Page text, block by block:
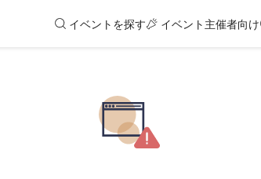
イベントを探す イベント主催者向け